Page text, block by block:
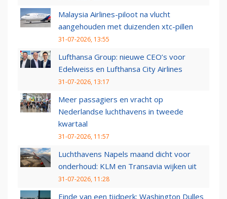
Malaysia Airlines-piloot na vlucht
aangehouden met duizenden xtc-pillen
31-07-2026, 13:55
Lufthansa Group: nieuwe CEO’s voor
Edelweiss en Lufthansa City Airlines
31-07-2026, 13:17
Meer passagiers en vracht op
Nederlandse luchthavens in tweede
kwartaal
31-07-2026, 11:57
Luchthavens Napels maand dicht voor
onderhoud: KLM en Transavia wijken uit
31-07-2026, 11:28
Einde van een tijdperk: Washington Dulles